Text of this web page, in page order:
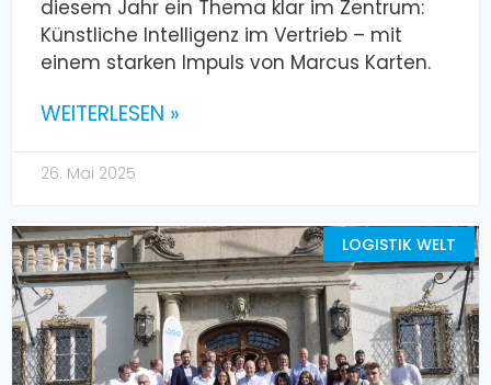
diesem Jahr ein Thema klar im Zentrum:
Künstliche Intelligenz im Vertrieb – mit
einem starken Impuls von Marcus Karten.
WEITERLESEN »
26. Mai 2025
LOGISTIK WELT